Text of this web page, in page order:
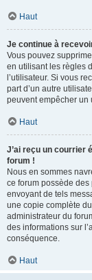
Haut
Je continue à
Vous pouvez
en utilisant les règles
l’utilisateur. Si vous
part d’un autre
peuvent empêcher un
Haut
J’ai reçu un courrier
forum !
Nous en sommes
ce forum possède
envoyant de tels
une copie complète
administrateur du
des informations sur
conséquence.
Haut